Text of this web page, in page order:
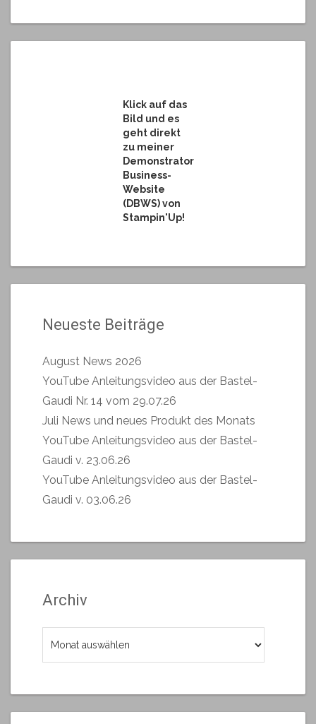
Klick auf das
Bild und es
geht direkt
zu meiner
Demonstrator
Business-
Website
(DBWS) von
Stampin'Up!
Neueste Beiträge
August News 2026
YouTube Anleitungsvideo aus der Bastel-
Gaudi Nr. 14 vom 29.07.26
Juli News und neues Produkt des Monats
YouTube Anleitungsvideo aus der Bastel-
Gaudi v. 23.06.26
YouTube Anleitungsvideo aus der Bastel-
Gaudi v. 03.06.26
Archiv